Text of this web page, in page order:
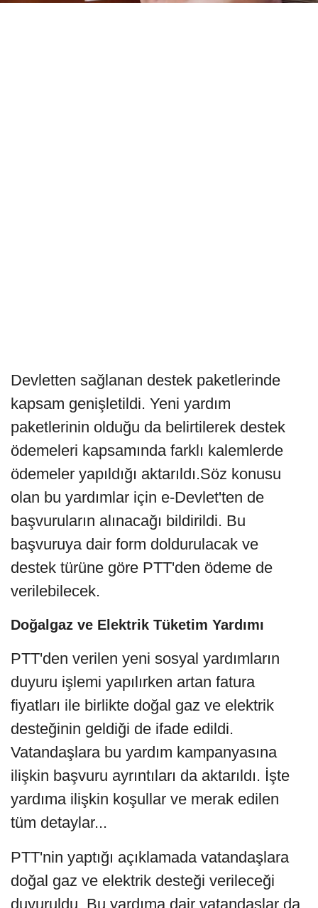
Devletten sağlanan destek paketlerinde
kapsam genişletildi. Yeni yardım
paketlerinin olduğu da belirtilerek destek
ödemeleri kapsamında farklı kalemlerde
ödemeler yapıldığı aktarıldı.Söz konusu
olan bu yardımlar için e-Devlet'ten de
başvuruların alınacağı bildirildi. Bu
başvuruya dair form doldurulacak ve
destek türüne göre PTT'den ödeme de
verilebilecek.
Doğalgaz ve Elektrik Tüketim Yardımı
PTT'den verilen yeni sosyal yardımların
duyuru işlemi yapılırken artan fatura
fiyatları ile birlikte doğal gaz ve elektrik
desteğinin geldiği de ifade edildi.
Vatandaşlara bu yardım kampanyasına
ilişkin başvuru ayrıntıları da aktarıldı. İşte
yardıma ilişkin koşullar ve merak edilen
tüm detaylar...
PTT'nin yaptığı açıklamada vatandaşlara
doğal gaz ve elektrik desteği verileceği
duyuruldu. Bu yardıma dair vatandaşlar da